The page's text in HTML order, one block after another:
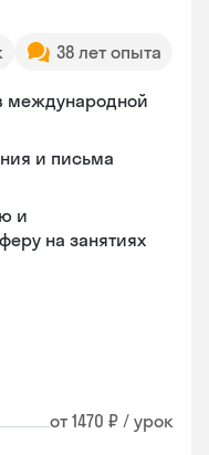
38 лет опыта
международной
и письма
и
на занятиях
от 1470 ₽ / урок